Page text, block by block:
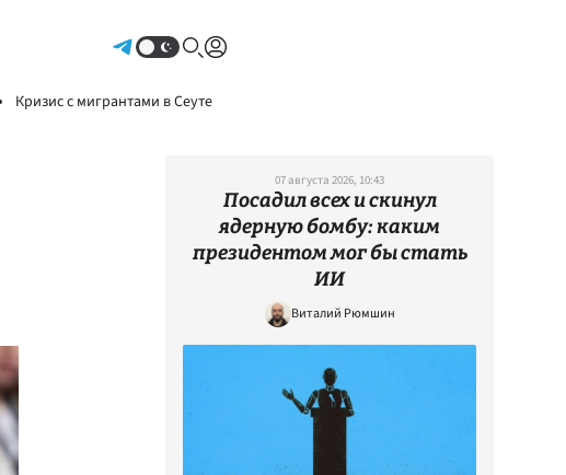
Кризис с мигрантами в Сеуте
07 августа 2026, 10:43
Посадил всех и скинул
ядерную бомбу: каким
президентом мог бы стать
ИИ
Виталий Рюмшин